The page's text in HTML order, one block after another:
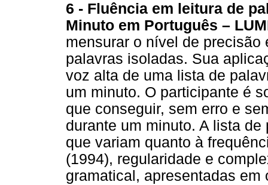
6 - Fluência em leitura de
Minuto em Português –
mensurar o nível de
palavras isoladas. Sua
voz alta de uma lista de
um minuto. O participante é
que conseguir, sem erro e
durante um minuto. A lista
que variam quanto à
(1994), regularidade e
gramatical, apresentadas